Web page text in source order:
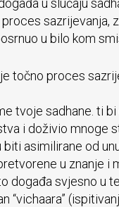
u slučaju
sazrijevanja,
u bilo kom
točno proces
tvoje sadhane. ti
i doživio mnoge
asimilirane od
u znanje i
događa svjesno u
“vichaara”